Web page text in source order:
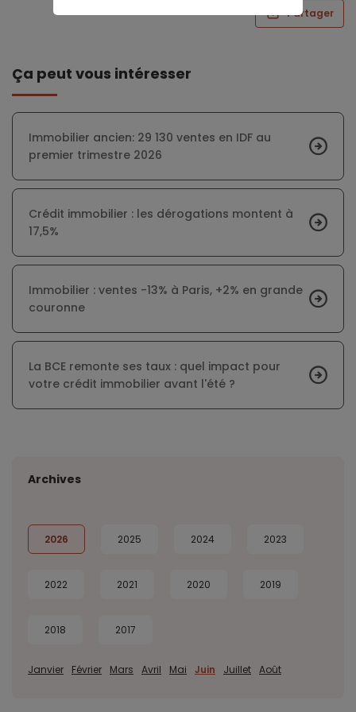
Partager
Ça peut vous intéresser
Immobilier ancien: 29 130 ventes en IDF au
premier trimestre 2026
Crédit immobilier : les dérogations montent à
17,5%
Immobilier : ventes -13% à Paris, +2% en grande
couronne
La BCE remonte ses taux : quel impact pour
votre crédit immobilier avant l'été ?
Archives
2026 2025 2024 2023
2022 2021 2020 2019
2018 2017
Janvier Février Mars Avril Mai Juin Juillet Août